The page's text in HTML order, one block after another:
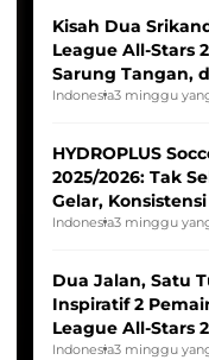
Kisah Dua
League All-Stars
Sarung Tangan,
Pernah Padam
Indonesia3 minggu
HYDROPLUS
2025/2026: Tak
Gelar,
Indonesia3 minggu
Dua Jalan, Satu
Inspiratif 2
League All-Stars
Seleksi Timnas
Indonesia3 minggu